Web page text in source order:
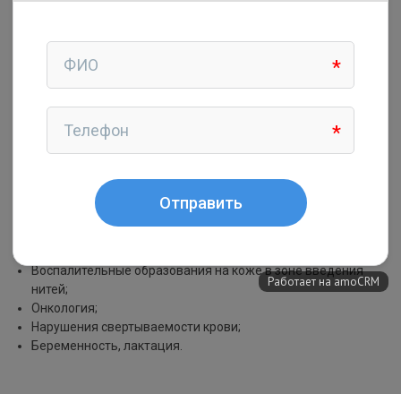
«Поплывший» овал лица;
«Кисетные морщины» и носогубные складки;
Потеря эластичности кожи живота, ягодиц, рук.
Противопоказания
Воспалительные образования на коже в зоне введения
нитей;
Онкология;
Нарушения свертываемости крови;
Беременность, лактация.